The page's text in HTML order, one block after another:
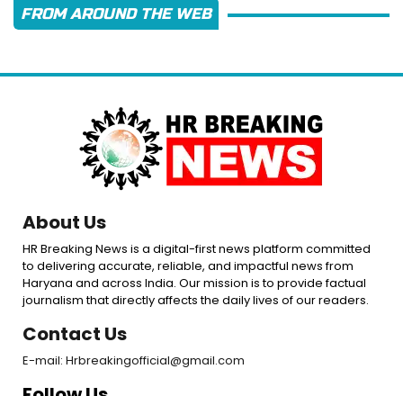
FROM AROUND THE WEB
About Us
HR Breaking News is a digital-first news platform committed
to delivering accurate, reliable, and impactful news from
Haryana and across India. Our mission is to provide factual
journalism that directly affects the daily lives of our readers.
Contact Us
E-mail: Hrbreakingofficial@gmail.com